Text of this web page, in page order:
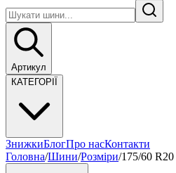
Артикул
КАТЕГОРІЇ
ЗнижкиБлогПро насКонтакти
Головна/Шини/Розміри/175/60 R20